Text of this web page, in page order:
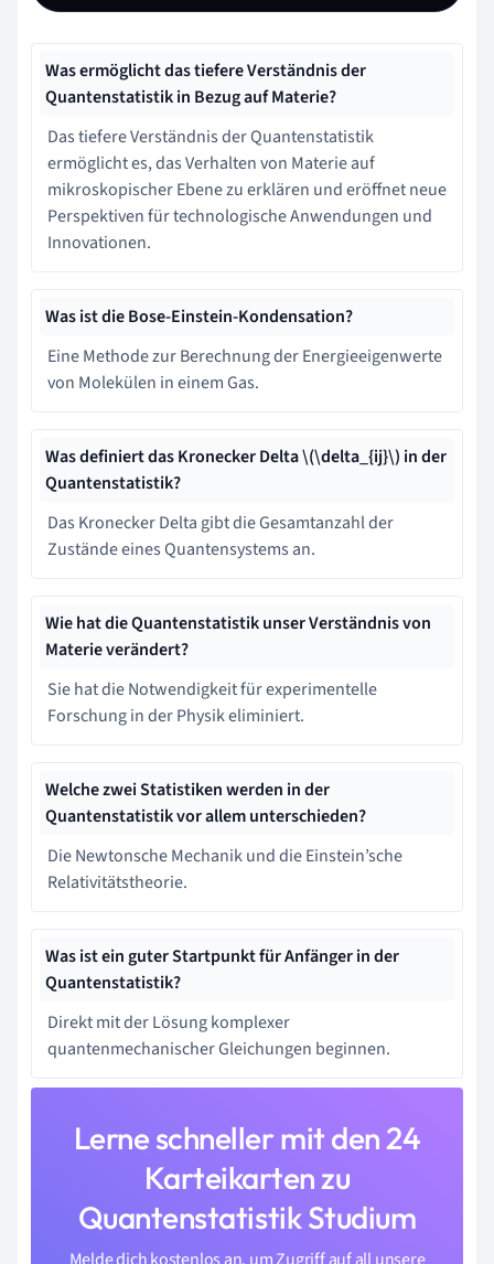
Was ermöglicht das tiefere Verständnis der
Quantenstatistik in Bezug auf Materie?
Das tiefere Verständnis der Quantenstatistik
ermöglicht es, das Verhalten von Materie auf
mikroskopischer Ebene zu erklären und eröffnet neue
Perspektiven für technologische Anwendungen und
Innovationen.
Was ist die Bose-Einstein-Kondensation?
Eine Methode zur Berechnung der Energieeigenwerte
von Molekülen in einem Gas.
Was definiert das Kronecker Delta\(\delta_{ij}\) in der
Quantenstatistik?
Das Kronecker Delta gibt die Gesamtanzahl der
Zustände eines Quantensystems an.
Wie hat die Quantenstatistik unser Verständnis von
Materie verändert?
Sie hat die Notwendigkeit für experimentelle
Forschung in der Physik eliminiert.
Welche zwei Statistiken werden in der
Quantenstatistik vor allem unterschieden?
Die Newtonsche Mechanik und die Einstein’sche
Relativitätstheorie.
Was ist ein guter Startpunkt für Anfänger in der
Quantenstatistik?
Direkt mit der Lösung komplexer
quantenmechanischer Gleichungen beginnen.
Lerne schneller mit den 24
Karteikarten zu
Quantenstatistik Studium